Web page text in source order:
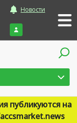
Новости
Войти
публикуются на